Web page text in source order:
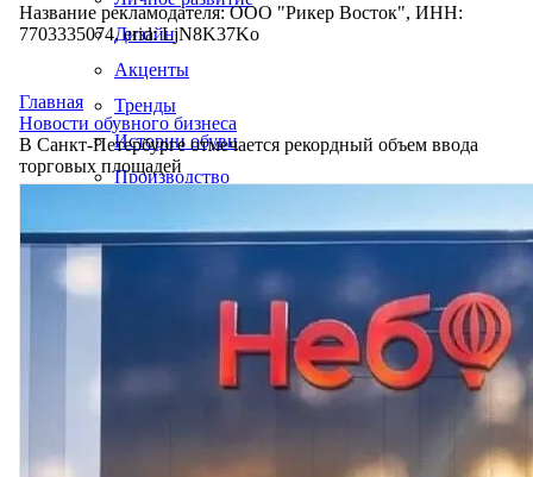
Дизайн
Акценты
Тренды
Истории обуви
Производство
Название рекламодателя: ООО "Рикер Восток", ИНН:
7703335074, erid: LjN8K37Ko
Главная
Новости обувного бизнеса
В Санкт-Петербурге отмечается рекордный объем ввода
торговых площадей